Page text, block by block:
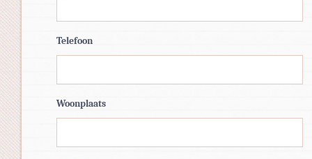
Telefoon
Woonplaats